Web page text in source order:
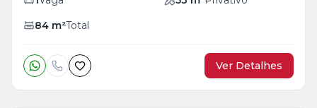
84 m²Total
Ver Detalhes